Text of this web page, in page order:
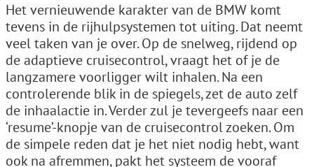
Het vernieuwende karakter van de BMW komt
tevens in de rijhulpsystemen tot uiting. Dat neemt
veel taken van je over. Op de snelweg, rijdend op
de adaptieve cruisecontrol, vraagt het of je de
langzamere voorligger wilt inhalen. Na een
controlerende blik in de spiegels, zet de auto zelf
de inhaalactie in. Verder zul je tevergeefs naar een
‘resume’-knopje van de cruisecontrol zoeken. Om
de simpele reden dat je het niet nodig hebt, want
ook na afremmen, pakt het systeem de vooraf